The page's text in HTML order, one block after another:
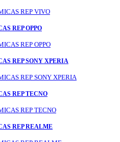
REP OPPO
REP SONY XPERIA
REP TECNO
REP REALME